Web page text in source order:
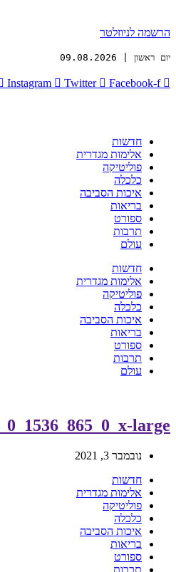
לניוזלטר
| 09.08.2026
Instagram Twitter
חדשות
אלימות מגדרית
פוליטיקה
כלכלה
איכות הסביבה
בריאות
ספורט
תרבות
עולם
חדשות
אלימות מגדרית
פוליטיקה
כלכלה
איכות הסביבה
בריאות
ספורט
תרבות
עולם
נובמבר 3, 2021
חדשות
אלימות מגדרית
פוליטיקה
כלכלה
איכות הסביבה
בריאות
ספורט
תרבות